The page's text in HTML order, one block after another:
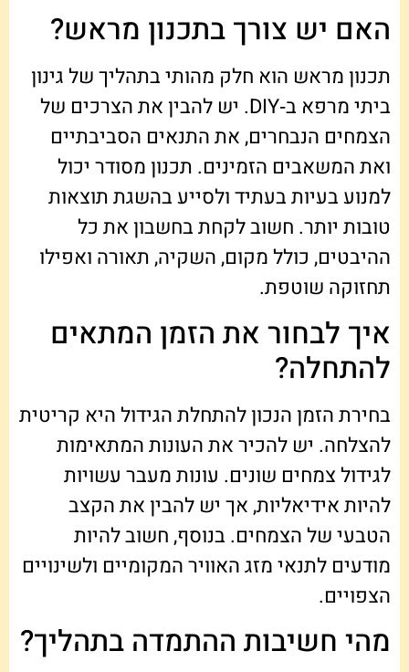
האם יש צורך בתכנון מראש?
תכנון מראש הוא חלק מהותי בתהליך של גינון
ביתי מרפא ב‑DIY. יש להבין את הצרכים של
הצמחים הנבחרים, את התנאים הסביבתיים
ואת המשאבים הזמינים. תכנון מסודר יכול
למנוע בעיות בעתיד ולסייע בהשגת תוצאות
טובות יותר. חשוב לקחת בחשבון את כל
ההיבטים, כולל מקום, השקיה, תאורה ואפילו
תחזוקה שוטפת.
איך לבחור את הזמן המתאים
להתחלה?
בחירת הזמן הנכון להתחלת הגידול היא קריטית
להצלחה. יש להכיר את העונות המתאימות
לגידול צמחים שונים. עונות מעבר עשויות
להיות אידיאליות, אך יש להבין את הקצב
הטבעי של הצמחים. בנוסף, חשוב להיות
מודעים לתנאי מזג האוויר המקומיים ולשינויים
הצפויים.
מהי חשיבות ההתמדה בתהליך?